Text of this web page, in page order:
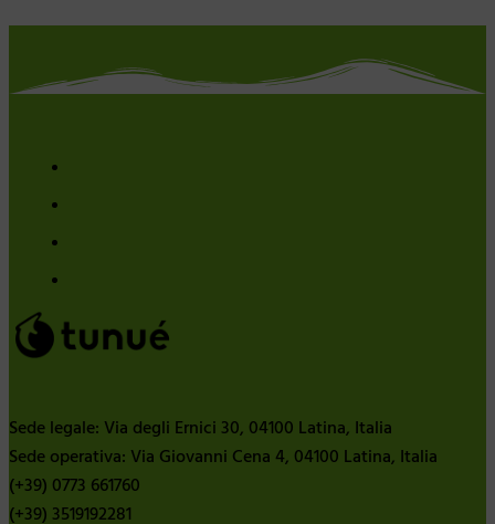
Sede legale: Via degli Ernici 30, 04100 Latina, Italia
Sede operativa: Via Giovanni Cena 4, 04100 Latina, Italia
(+39) 0773 661760
(+39) 3519192281